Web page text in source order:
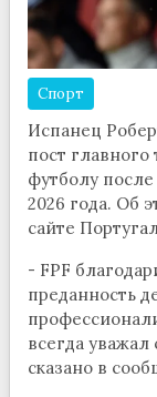
Спорт
Испанец
пост
футболу
2026 года. Об
сайте
- FPF
преданность
всегда уважал
сказано в